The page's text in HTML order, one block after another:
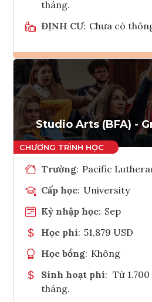
tháng.
ĐỊNH CƯ: Chưa có
Ghi
Studio Arts (BFA) -
Trường: Pacific
Cấp học: University
Kỳ nhập học: Sep
Học phí: 51,879 USD
Học bổng: Không
Sinh hoạt phí: Từ
tháng.